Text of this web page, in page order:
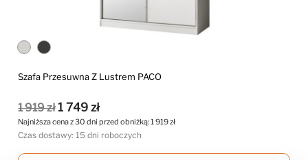
Szafa Przesuwna Z Lustrem PACO
1 919 zł 1 749 zł
Najniższa cena z 30 dni przed obniżką:1 919 zł
Czas dostawy: 15 dni roboczych